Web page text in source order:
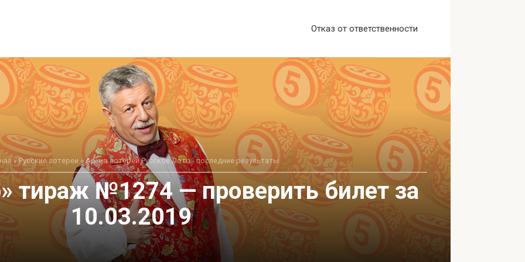
Отказ от ответственности
»Русские лотереи »Архив лотереи Русское Лото - последние результаты
тираж №1274 — проверить билет за
10.03.2019